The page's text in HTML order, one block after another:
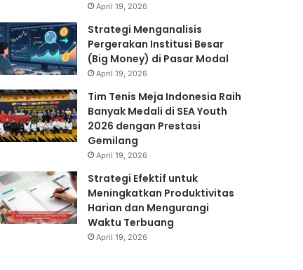
April 19, 2026
Strategi Menganalisis
Pergerakan Institusi Besar
(Big Money) di Pasar Modal
April 19, 2026
Tim Tenis Meja Indonesia Raih
Banyak Medali di SEA Youth
2026 dengan Prestasi
Gemilang
April 19, 2026
Strategi Efektif untuk
Meningkatkan Produktivitas
Harian dan Mengurangi
Waktu Terbuang
April 19, 2026